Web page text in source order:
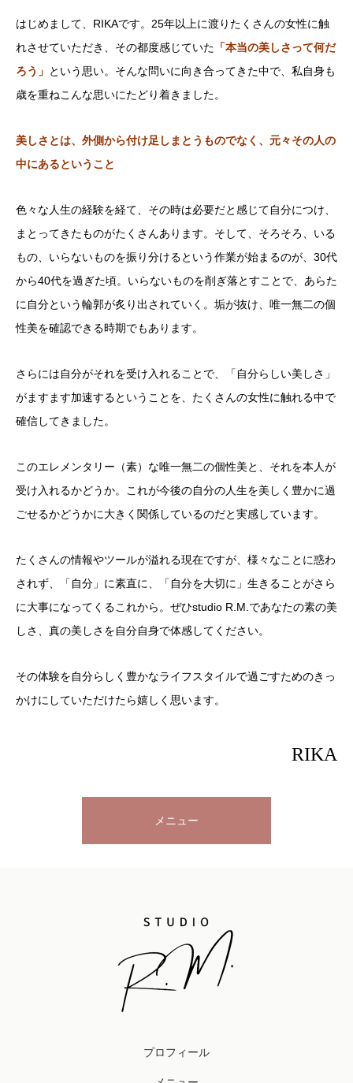
はじめまして、RIKAです。25年以上に渡りたくさんの女性に触
れさせていただき、その都度感じていた 「本当の美しさって何だ
ろう」 という思い。そんな問いに向き合ってきた中で、私自身も
歳を重ねこんな思いにたどり着きました。
美しさとは、外側から付け足しまとうものでなく、元々その人の
中にあるということ
色々な人生の経験を経て、その時は必要だと感じて自分につけ、
まとってきたものがたくさんあります。 そして、そろそろ、いる
もの、いらないものを振り分けるという作業が始まるのが、30代
から40代を過ぎた頃。いらないものを削ぎ落とすことで、あらた
に自分という輪郭が炙り出されていく。垢が抜け、唯一無二の個
性美を確認できる時期でもあります。
さらには自分がそれを受け入れることで、「自分らしい美しさ」
がますます加速するということを、たくさんの女性に触れる中で
確信してきました。
このエレメンタリー（素）な唯一無二の個性美と、それを本人が
受け入れるかどうか。これが今後の自分の人生を美しく豊かに過
ごせるかどうかに大きく関係しているのだと実感しています。
たくさんの情報やツールが溢れる現在ですが、様々なことに惑わ
されず、「自分」に素直に、「自分を大切に」生きることがさら
に大事になってくるこれから。ぜひstudio R.M.であなたの素の美
しさ、真の美しさを自分自身で体感してください。
その体験を自分らしく豊かなライフスタイルで過ごすためのきっ
かけにしていただけたら嬉しく思います。
RIKA
メニュー
プロフィール